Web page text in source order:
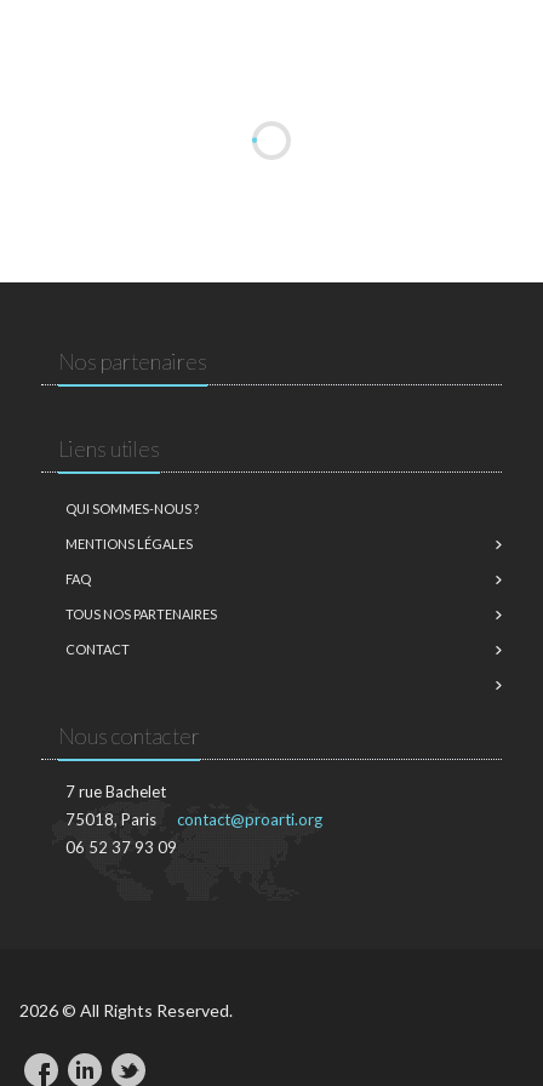
Nos partenaires
Liens utiles
QUI SOMMES-NOUS ?
MENTIONS LÉGALES
FAQ
TOUS NOS PARTENAIRES
CONTACT
Nous contacter
7 rue Bachelet
75018, Paris
06 52 37 93 09
contact@proarti.org
2026 © All Rights Reserved.